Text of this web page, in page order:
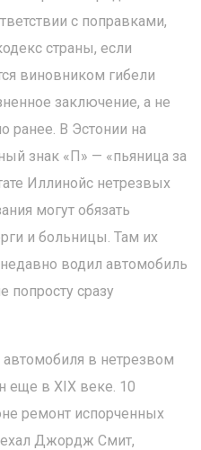
с поправками,
страны, если
виновником гибели
заключение, а не
ранее. В Эстонии на
знак «П» — «пьяница за
Иллинойс нетрезвых
могут обязать
и больницы. Там их
водил автомобиль
попросту сразу
в нетрезвом
еще в XIX веке. 10
ремонт испорченных
Джордж Смит,